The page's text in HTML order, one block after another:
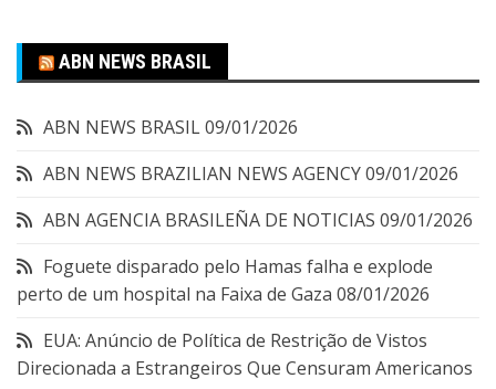
ABN NEWS BRASIL
ABN NEWS BRASIL09/01/2026
ABN NEWS BRAZILIAN NEWS AGENCY09/01/2026
ABN AGENCIA BRASILEÑA DE NOTICIAS 09/01/2026
Foguete disparado pelo Hamas falha e explode
perto de um hospital na Faixa de Gaza 08/01/2026
EUA: Anúncio de Política de Restrição de Vistos
Direcionada a Estrangeiros Que Censuram Americanos